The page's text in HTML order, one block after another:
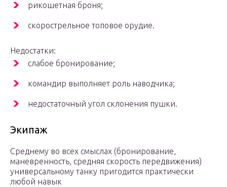
рикошетная броня;
скорострельное топовое орудие.
Недостатки:
слабое бронирование;
командир выполняет роль наводчика;
недостаточный угол склонения пушки.
Экипаж
Среднему во всех смыслах (бронирование,
маневренность, средняя скорость передвижения)
универсальному танку пригодится практически
любой навык